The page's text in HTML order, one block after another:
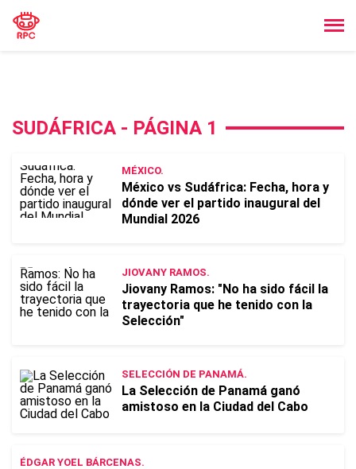
SUDÁFRICA - PÁGINA 1
MÉXICO.
México vs Sudáfrica: Fecha, hora y
dónde ver el partido inaugural del
Mundial 2026
JIOVANY RAMOS.
Jiovany Ramos: "No ha sido fácil la
trayectoria que he tenido con la
Selección"
SELECCIÓN DE PANAMÁ.
La Selección de Panamá ganó
amistoso en la Ciudad del Cabo
ÉDGAR YOEL BÁRCENAS.